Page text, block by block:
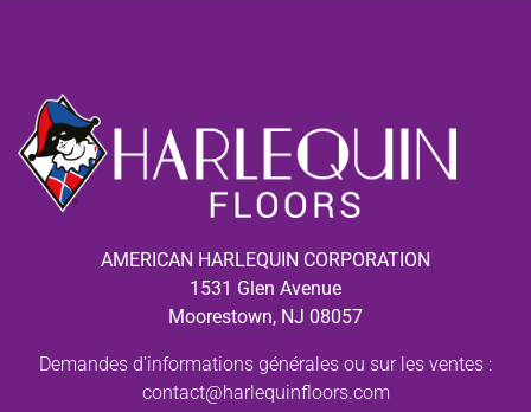
AMERICAN HARLEQUIN CORPORATION
1531 Glen Avenue
Moorestown, NJ 08057
Demandes d’informations générales ou sur les ventes :
contact@harlequinfloors.com